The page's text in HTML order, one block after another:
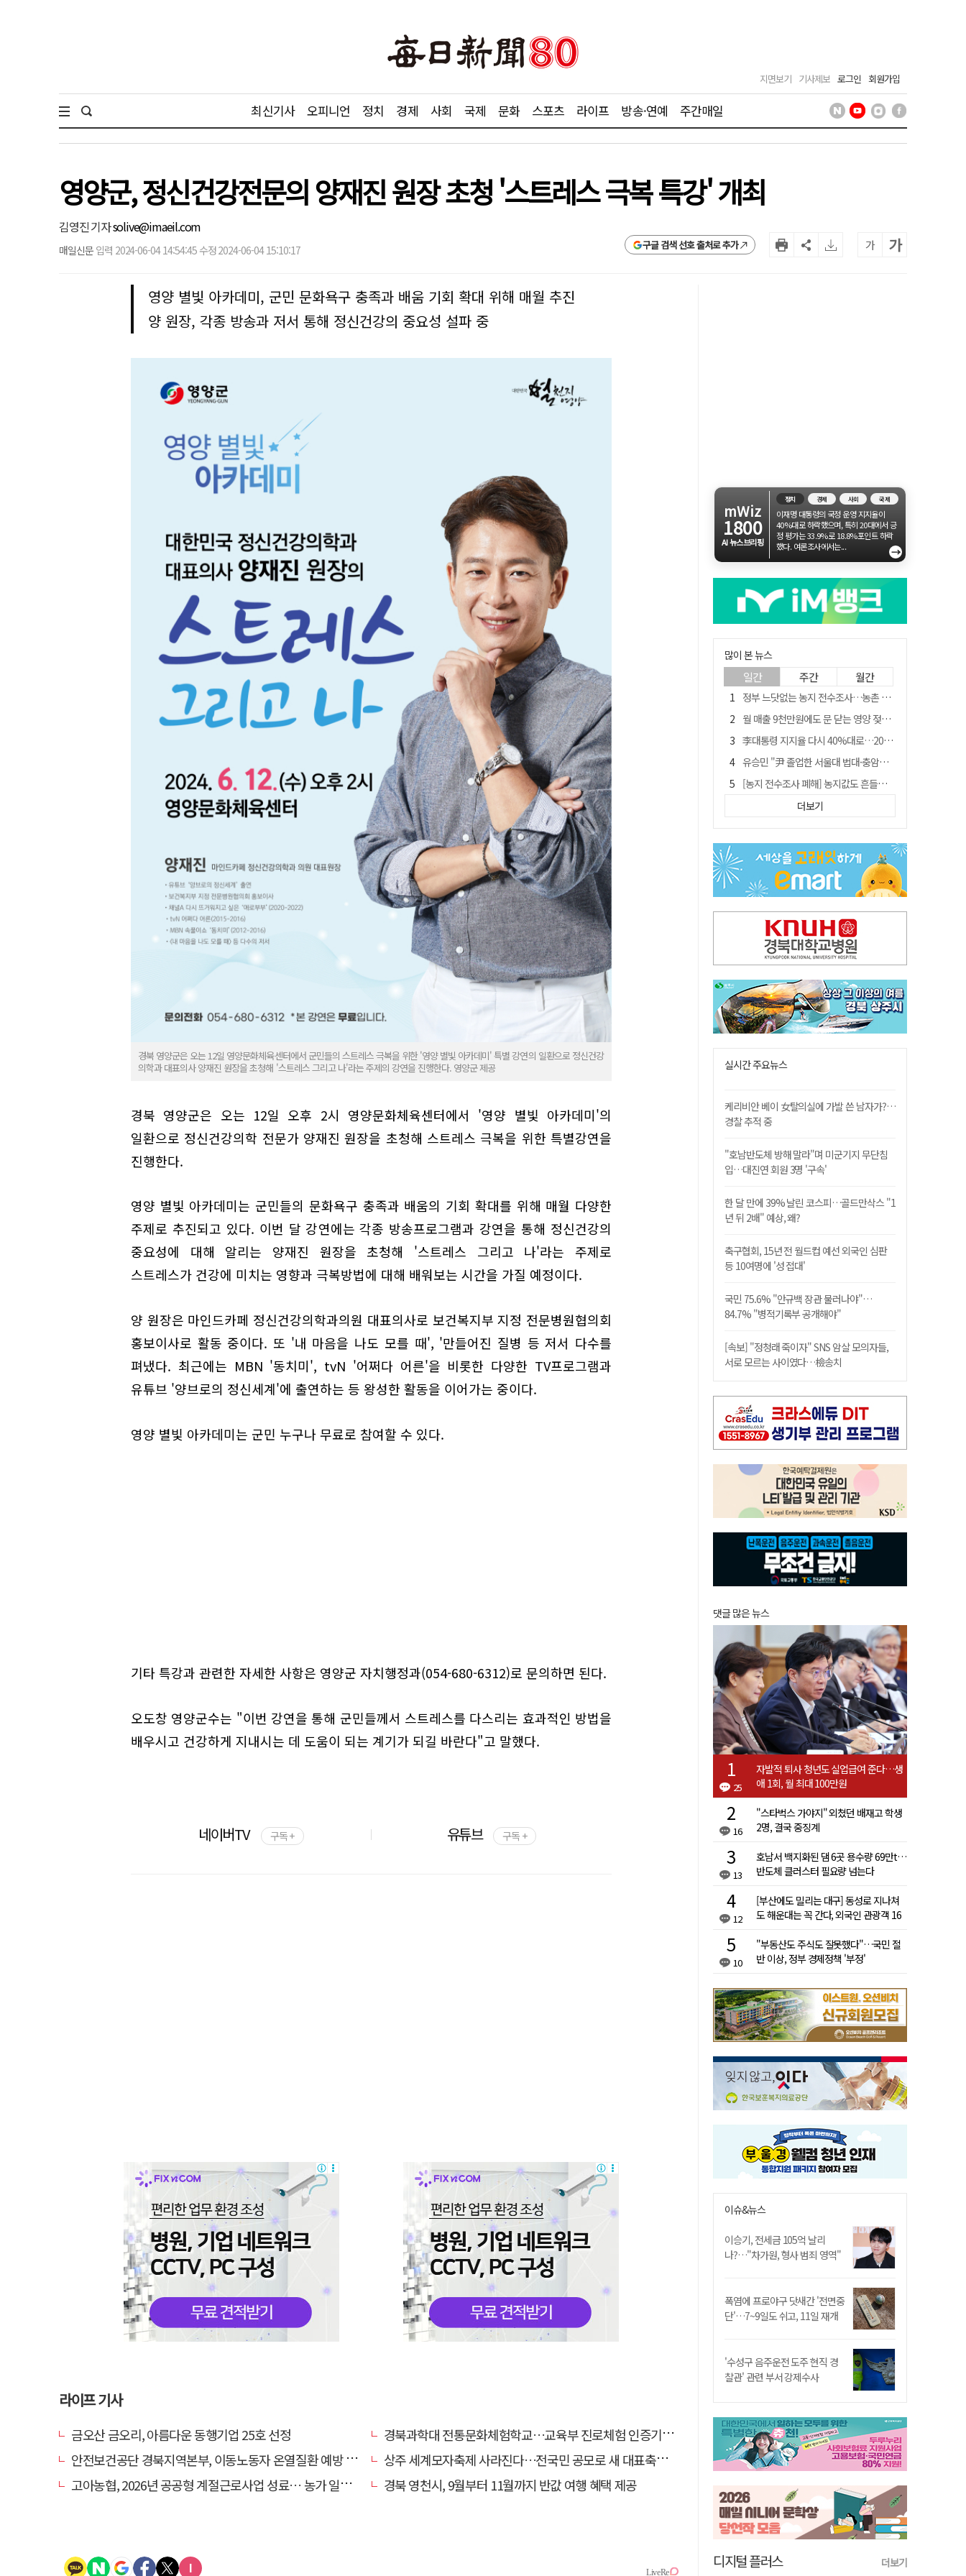
지면보기 기사제보 로그인 회원가입
최신기사 오피니언 정치 경제 사회 국제 문화 스포츠 라이프 방송·연예 주간매일
영양군, 정신건강전문의 양재진 원장 초청 '스트레스 극복 특강' 개최
김영진 기자solive@imaeil.com
매일신문 입력 2024-06-04 14:54:45 수정 2024-06-04 15:10:17 구글 검색 선호 출처로 추가 가 가
영양 별빛 아카데미, 군민 문화욕구 충족과 배움 기회 확대 위해 매월 추진
양 원장, 각종 방송과 저서 통해 정신건강의 중요성 설파 중
경북 영양군은 오는 12일 영양문화체육센터에서 군민들의 스트레스 극복을 위한 '영양 별빛 아카데미' 특별 강연의 일환으로 정신건강
의학과 대표의사 양재진 원장을 초청해 '스트레스 그리고 나'라는 주제의 강연을 진행한다. 영양군 제공
경북 영양군은 오는 12일 오후 2시 영양문화체육센터에서 '영양 별빛 아카데미'의
일환으로 정신건강의학 전문가 양재진 원장을 초청해 스트레스 극복을 위한 특별강연을
진행한다.
영양 별빛 아카데미는 군민들의 문화욕구 충족과 배움의 기회 확대를 위해 매월 다양한
주제로 추진되고 있다. 이번 달 강연에는 각종 방송프로그램과 강연을 통해 정신건강의
중요성에 대해 알리는 양재진 원장을 초청해 '스트레스 그리고 나'라는 주제로
스트레스가 건강에 미치는 영향과 극복방법에 대해 배워보는 시간을 가질 예정이다.
양 원장은 마인드카페 정신건강의학과의원 대표의사로 보건복지부 지정 전문병원협의회
홍보이사로 활동 중이다. 또 '내 마음을 나도 모를 때', '만들어진 질병 등 저서 다수를
펴냈다. 최근에는 MBN '동치미', tvN '어쩌다 어른'을 비롯한 다양한 TV프로그램과
유튜브 '양브로의 정신세계'에 출연하는 등 왕성한 활동을 이어가는 중이다.
영양 별빛 아카데미는 군민 누구나 무료로 참여할 수 있다.
기타 특강과 관련한 자세한 사항은 영양군 자치행정과(054-680-6312)로 문의하면 된다.
오도창 영양군수는 "이번 강연을 통해 군민들께서 스트레스를 다스리는 효과적인 방법을
배우시고 건강하게 지내시는 데 도움이 되는 계기가 되길 바란다"고 말했다.
네이버TV 구독 + 유튜브 구독 +
라이프 기사
금오산 금오리, 아름다운 동행기업 25호 선정
경북과학대 전통문화체험학교…교육부 진로체험 인증기관 선정
안전보건공단 경북지역본부, 이동노동자 온열질환 예방 캠페인
상주 세계모자축제 사라진다…전국민 공모로 새 대표축제 발굴 나서
고아농협, 2026년 공공형 계절근로사업 성료… 농가 일손 부족 해소 '효자'
경북 영천시, 9월부터 11월까지 반값 여행 혜택 제공
mWiz
1800
AI 뉴스브리핑
정치 경제 사회 국제
이재명 대통령의 국정 운영 지지율이
40%대로 하락했으며, 특히 20대에서 긍
정 평가는 33.9%로 18.8%포인트 하락
했다. 여론조사에서는...
→
많이 본 뉴스
일간 주간 월간
정부 느닷없는 농지 전수조사…농촌 들쑤시는 '경자유전'의 칼날
월 매출 9천만원에도 문 닫는 영양 젖소농장… "일할 사람이 없어"
李대통령 지지율 다시 40%대로…20대는 18.8%p 급락
유승민 "尹 졸업한 서울대 법대·충암고도 없애야"…李 육사 통합 직격
[농지 전수조사 폐해] 농지값도 흔들리나…"도지 막히면 헐값 매물 나올 수도"
지역활성화 펀드 9호…포항 AI 데이터센터에 6천억 투입
경북 영천시, 9월부터 11월까지 반값 여행 혜택 제공
아쉬운 태클
'솔리다임 IPO 추진설' SK하이닉스, 주가 9% 급락
더보기
실시간 주요뉴스
케리비안 베이 女탈의실에 가발 쓴 남자가?…
경찰 추적 중
"호남반도체 방해 말라"며 미군기지 무단침
입…대진연 회원 3명 '구속'
한 달 만에 39% 날린 코스피…골드만삭스 "1
년 뒤 2배" 예상, 왜?
축구협회, 15년 전 월드컵 예선 외국인 심판
등 10여명에 '성 접대'
국민 75.6% "안규백 장관 물러나야"…
84.7% "병적기록부 공개해야"
[속보] "정청래 죽이자" SNS 암살 모의자들,
서로 모르는 사이였다…檢송치
댓글 많은 뉴스
25
자발적 퇴사 청년도 실업급여 준다…생
애 1회, 월 최대 100만원
16
"스타벅스 가야지" 외쳤던 배재고 학생
2명, 결국 중징계
13
호남서 백지화된 댐 6곳 용수량 69만t…
반도체 클러스터 필요량 넘는다
12
[부산에도 밀리는 대구] 동성로 지나쳐
도 해운대는 꼭 간다, 외국인 관광객 16
10
"부동산도 주식도 잘못했다"…국민 절
반 이상, 정부 경제정책 '부정'
이슈&뉴스
이승기, 전세금 105억 날리
나?…"차가원, 형사 범죄 영역"
폭염에 프로야구 닷새간 '전면중
단'…7~9일도 쉬고, 11일 재개
'수성구 음주운전 도주 현직 경
찰관' 관련 부서 강제수사
디지털 플러스 더보기